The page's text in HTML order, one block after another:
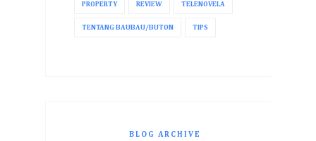
PROPERTY REVIEW TELENOVELA
TENTANG BAUBAU/BUTON TIPS
BLOG ARCHIVE